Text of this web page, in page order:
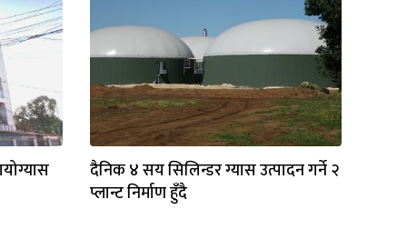
दैनिक ४ सय सिलिन्डर ग्यास उत्पादन गर्ने २
प्लान्ट निर्माण हुँदै